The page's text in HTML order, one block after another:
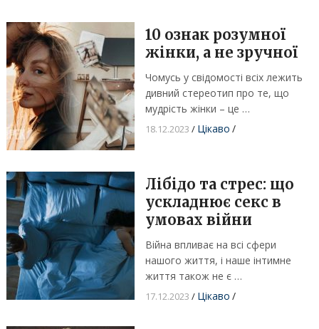
10 ознак розумної
жінки, а не зручної
Чомусь у свідомості всіх лежить
дивний стереотип про те, що
мудрість жінки – це …
18.12.2023 / Цікаво /
Лібідо та стрес: що
ускладнює секс в
умовах війни
Війна впливає на всі сфери
нашого життя, і наше інтимне
життя також не є …
17.12.2023 / Цікаво /